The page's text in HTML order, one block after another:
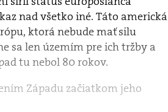
nad všetko iné. Táto americká
ktorá nebude mať silu
sa len územím pre ich tržby a
tu nebol 80 rokov.
Západu začiatkom jeho